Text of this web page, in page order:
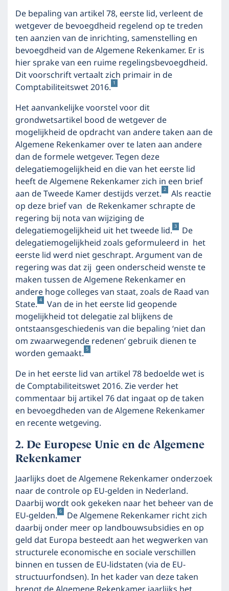
De bepaling van artikel 78, eerste lid, verleent de
wetgever de bevoegdheid regelend op te treden
ten aanzien van de inrichting, samenstelling en
bevoegdheid van de Algemene Rekenkamer. Er is
hier sprake van een ruime regelingsbevoegdheid.
Dit voorschrift vertaalt zich primair in de
Comptabiliteitswet 2016. 1
Het aanvankelijke voorstel voor dit
grondwetsartikel bood de wetgever de
mogelijkheid de opdracht van andere taken aan de
Algemene Rekenkamer over te laten aan andere
dan de formele wetgever. Tegen deze
delegatiemogelijkheid en die van het eerste lid
heeft de Algemene Rekenkamer zich in een brief
aan de Tweede Kamer destijds verzet. 2
Als reactie
op deze brief van de Rekenkamer schrapte de
regering bij nota van wijziging de
delegatiemogelijkheid uit het tweede lid. 3
De
delegatiemogelijkheid zoals geformuleerd in het
eerste lid werd niet geschrapt. Argument van de
regering was dat zij geen onderscheid wenste te
maken tussen de Algemene Rekenkamer en
andere hoge colleges van staat, zoals de Raad van
State. 4
Van de in het eerste lid geopende
mogelijkheid tot delegatie zal blijkens de
ontstaansgeschiedenis van die bepaling ‘niet dan
om zwaarwegende redenen’ gebruik dienen te
worden gemaakt. 5
De in het eerste lid van artikel 78 bedoelde wet is
de Comptabiliteitswet 2016. Zie verder het
commentaar bij artikel 76 dat ingaat op de taken
en bevoegdheden van de Algemene Rekenkamer
en recente wetgeving.
De Europese Unie en de Algemene
Rekenkamer
Jaarlijks doet de Algemene Rekenkamer onderzoek
naar de controle op EU-gelden in Nederland.
Daarbij wordt ook gekeken naar het beheer van de
EU-gelden. 6
De Algemene Rekenkamer richt zich
daarbij onder meer op landbouwsubsidies en op
geld dat Europa besteedt aan het wegwerken van
structurele economische en sociale verschillen
binnen en tussen de EU-lidstaten (via de EU-
structuurfondsen). In het kader van deze taken